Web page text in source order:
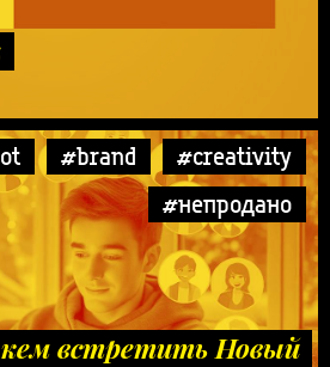
#brand
#creativity
#непродано
встретить Новый